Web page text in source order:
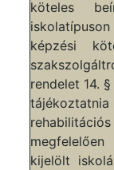
köteles
képzési
rendelet 14.
kijelölt